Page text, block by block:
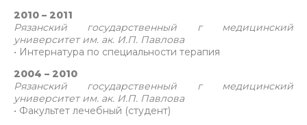
2010 – 2011
Рязанский государственный г медицинский
университет им. ак. И.П. Павлова
• Интернатура по специальности терапия
2004 – 2010
Рязанский государственный г медицинский
университет им. ак. И.П. Павлова
• Факультет лечебный (студент)